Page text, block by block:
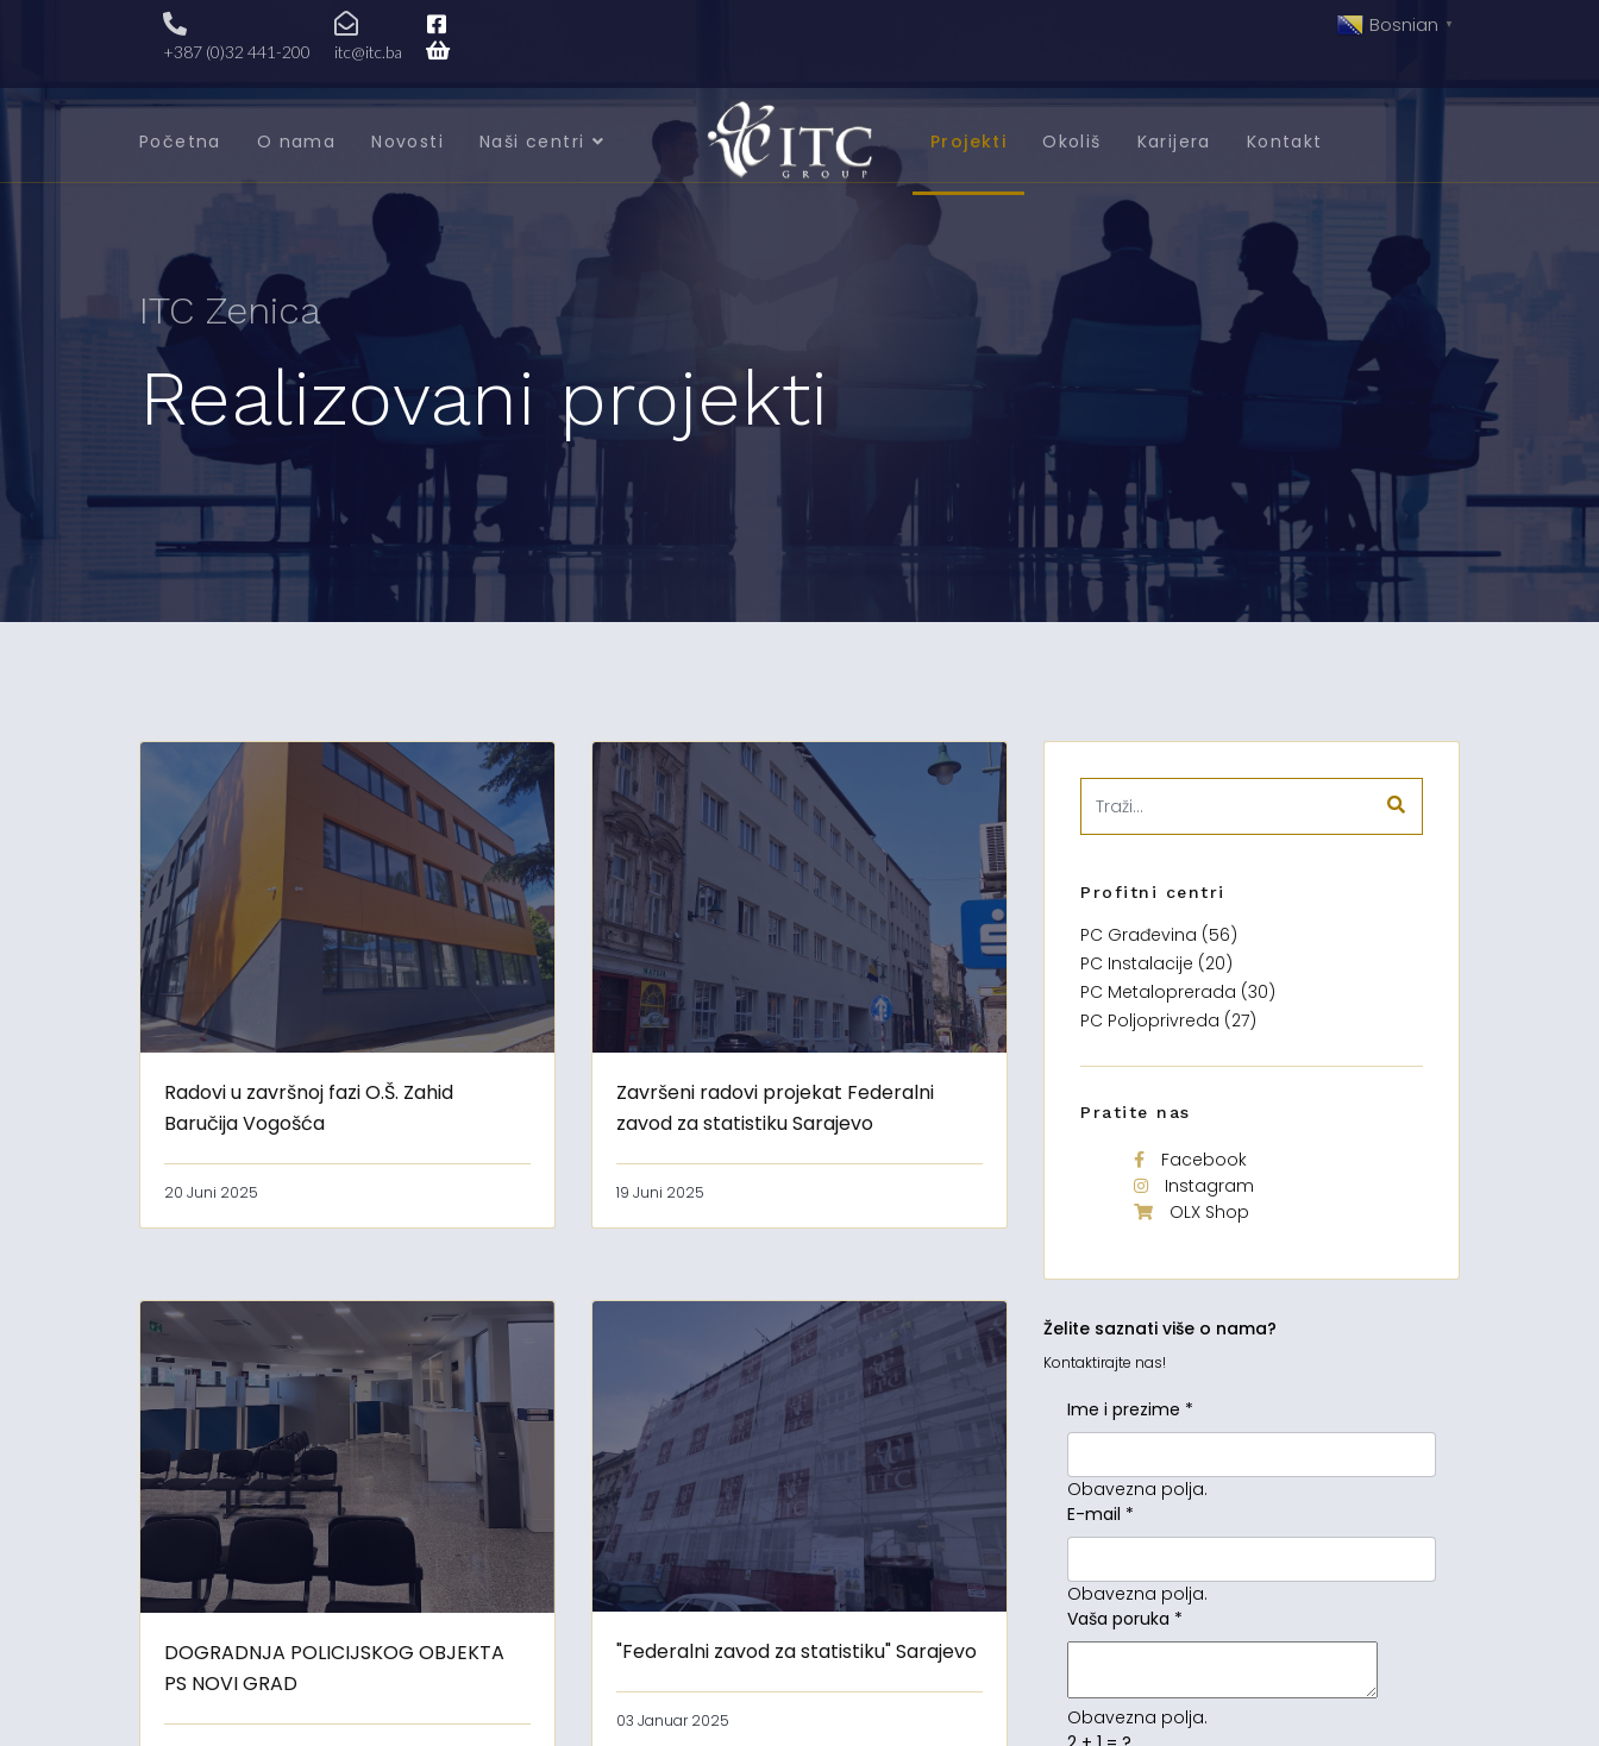
+387 (0)32 441-200 itc@itc.ba
Bosnian ▼
Početna O nama Novosti Naši centri Projekti Okoliš Karijera Kontakt
ITC Zenica
Realizovani projekti
Radovi u završnoj fazi O.Š. Zahid
Baručija Vogošća
20 Juni 2025
Završeni radovi projekat Federalni
zavod za statistiku Sarajevo
19 Juni 2025
DOGRADNJA POLICIJSKOG OBJEKTA
PS NOVI GRAD
"Federalni zavod za statistiku" Sarajevo
03 Januar 2025
Profitni centri
PC Građevina (56)
PC Instalacije (20)
PC Metaloprerada (30)
PC Poljoprivreda (27)
Pratite nas
Facebook
Instagram
OLX Shop
Želite saznati više o nama?
Kontaktirajte nas!
Ime i prezime *
Obavezna polja.
E-mail *
Obavezna polja.
Vaša poruka *
Obavezna polja.